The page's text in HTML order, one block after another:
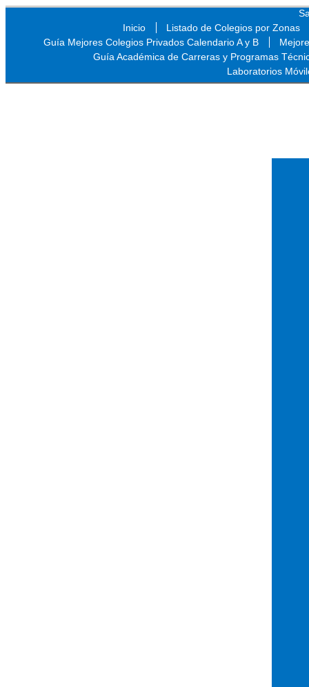
Inicio
Listado de Colegios por Zonas
Guía Mejores Colegios Privados Calendario A y B
Guía Académica de Carreras y Programas
Laboratorios